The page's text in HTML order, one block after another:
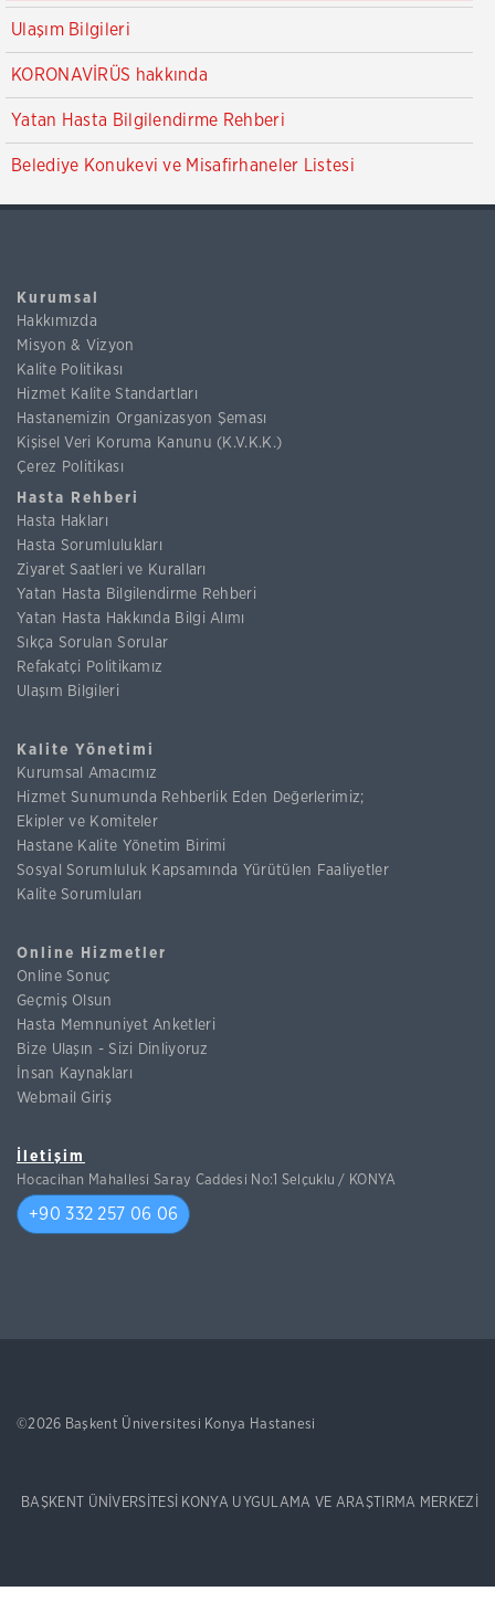
Ulaşım Bilgileri
KORONAVİRÜS hakkında
Yatan Hasta Bilgilendirme Rehberi
Belediye Konukevi ve Misafirhaneler Listesi
Kurumsal
Hakkımızda
Misyon & Vizyon
Kalite Politikası
Hizmet Kalite Standartları
Hastanemizin Organizasyon Şeması
Kişisel Veri Koruma Kanunu (K.V.K.K.)
Çerez Politikası
Hasta Rehberi
Hasta Hakları
Hasta Sorumlulukları
Ziyaret Saatleri ve Kuralları
Yatan Hasta Bilgilendirme Rehberi
Yatan Hasta Hakkında Bilgi Alımı
Sıkça Sorulan Sorular
Refakatçi Politikamız
Ulaşım Bilgileri
Kalite Yönetimi
Kurumsal Amacımız
Hizmet Sunumunda Rehberlik Eden Değerlerimiz;
Ekipler ve Komiteler
Hastane Kalite Yönetim Birimi
Sosyal Sorumluluk Kapsamında Yürütülen Faaliyetler
Kalite Sorumluları
Online Hizmetler
Online Sonuç
Geçmiş Olsun
Hasta Memnuniyet Anketleri
Bize Ulaşın - Sizi Dinliyoruz
İnsan Kaynakları
Webmail Giriş
İletişim
Hocacihan Mahallesi Saray Caddesi No:1 Selçuklu / KONYA
+90 332 257 06 06
©2026 Başkent Üniversitesi Konya Hastanesi
BAŞKENT ÜNİVERSİTESİ KONYA UYGULAMA VE ARAŞTIRMA MERKEZİ